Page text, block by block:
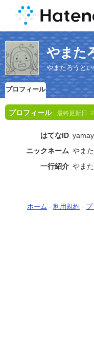
やまた
やまたろうと
プロフィール
プロフィール 最終更新日:
はてなID
ニックネーム やま
一行紹介 やま
ホーム - 利用規約 -